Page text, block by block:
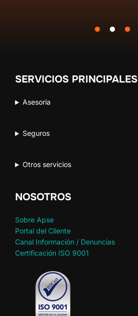
SERVICIOS PRINCIPALES
Asesoría
Seguros
Otros servicios
NOSOTROS
Sobre Apse
Portal del Cliente
Canal Información / Denuncias
Certificación ISO 9001